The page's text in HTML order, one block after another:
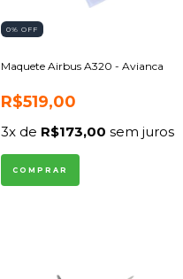
0% OFF
Maquete Airbus A320 - Avianca
R$519,00
3x de R$173,00 sem juros